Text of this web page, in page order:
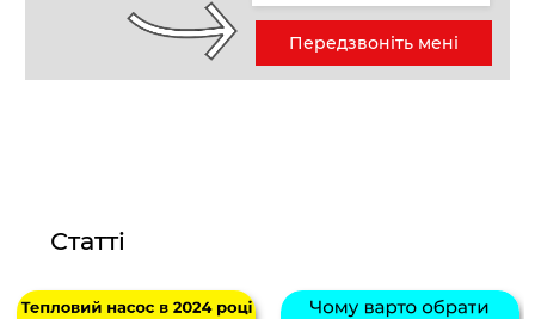
Передзвоніть мені
Статті